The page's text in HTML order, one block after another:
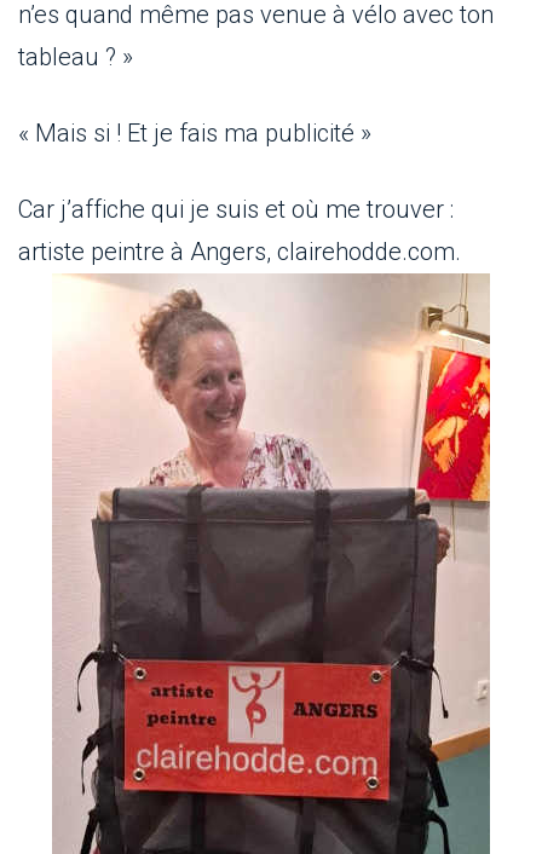
n’es quand même pas venue à vélo avec ton
tableau ? »
« Mais si ! Et je fais ma publicité »
Car j’affiche qui je suis et où me trouver :
artiste peintre à Angers, clairehodde.com.